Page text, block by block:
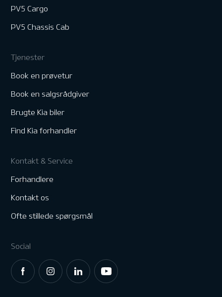
PV5 Cargo
PV5 Chassis Cab
Tjenester
Book en prøvetur
Book en salgsrådgiver
Brugte Kia biler
Find Kia forhandler
Kontakt & Service
Forhandlere
Kontakt os
Ofte stillede spørgsmål
Social